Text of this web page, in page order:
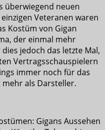
überwiegend neuen
Veteranen waren
Kostüm von Gigan
der einmal mehr
jedoch das letzte Mal,
Vertragsschauspielern
immer noch für das
als Darsteller.
Gigans Aussehen